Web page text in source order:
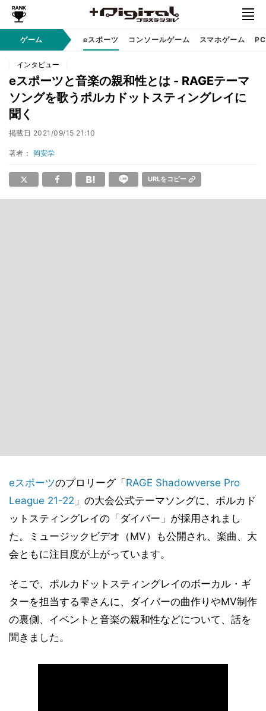
ゲーム eスポーツ コンソールゲーム スマホゲーム
インタビュー
eスポーツと音楽の親和性とは - RAGEテーマ
ソングを歌うポルカドットスティングレイに
聞く
掲載日 2021/09/15 21:10
著者： 岡安学
URLをコピー
eスポーツのプロリーグ「 RAGE Shadowverse Pro
League 21-22 」の大会公式テーマソングに、ポルカド
ットスティングレイの「ダイバー」が採用されまし
た。ミュージックビデオ（MV）も公開され、楽曲、大
会ともに注目度が上がっています。
そこで、ポルカドットスティングレイのボーカル・ギ
ターを担当する雫さんに、ダイバーの曲作りやMV制作
の裏側、イベントと音楽の親和性などについて、話を
聞きました。